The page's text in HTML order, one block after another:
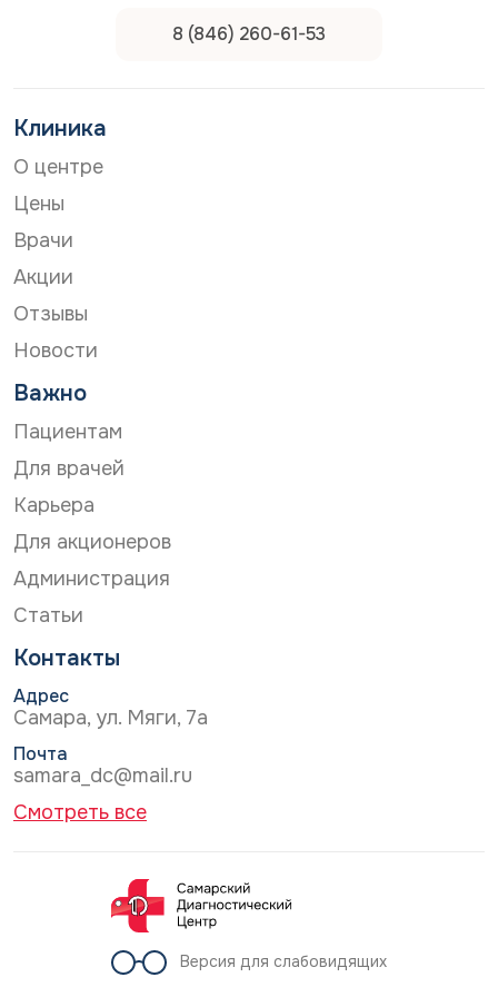
8 (846) 260-61-53
Клиника
О центре
Цены
Врачи
Акции
Отзывы
Новости
Важно
Пациентам
Для врачей
Карьера
Для акционеров
Администрация
Статьи
Контакты
Адрес
Самара, ул. Мяги, 7а
Почта
samara_dc@mail.ru
Смотреть все
Версия для слабовидящих